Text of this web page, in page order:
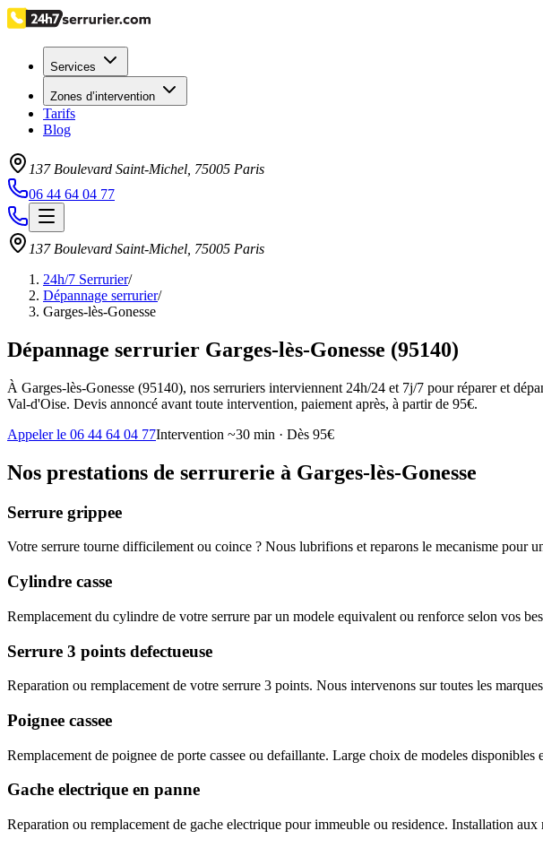
Services
Zones d’intervention
Tarifs
Blog
137 Boulevard Saint-Michel 75005 Paris
06 44 64 04 77
137 Boulevard Saint-Michel 75005 Paris
24h/7 Serrurier/
Dépannage serrurier/
Garges-lès-Gonesse
Dépannage serrurier Garges-lès-Gonesse (95140)
À Garges-lès-Gonesse (95140), nos serruriers interviennent 24h/24 et 7j/7 pour réparer et
Val-d'Oise. Devis annoncé avant toute intervention, paiement après, à partir de 95€.
Appeler le 06 44 64 04 77Intervention ~30 min · Dès 95€
Nos prestations de serrurerie à Garges-lès-Gonesse
Serrure grippee
Votre serrure tourne difficilement ou coince ? Nous lubrifions et reparons le mecanisme pour
Cylindre casse
Remplacement du cylindre de votre serrure par un modele equivalent ou renforce selon vos
Serrure 3 points defectueuse
Reparation ou remplacement de votre serrure 3 points. Nous intervenons sur toutes les
Poignee cassee
Remplacement de poignee de porte cassee ou defaillante. Large choix de modeles disponibles
Gache electrique en panne
Reparation ou remplacement de gache electrique pour immeuble ou residence. Installation aux